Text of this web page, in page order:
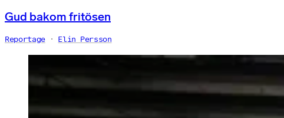
Gud bakom fritösen
Reportage Elin Persson